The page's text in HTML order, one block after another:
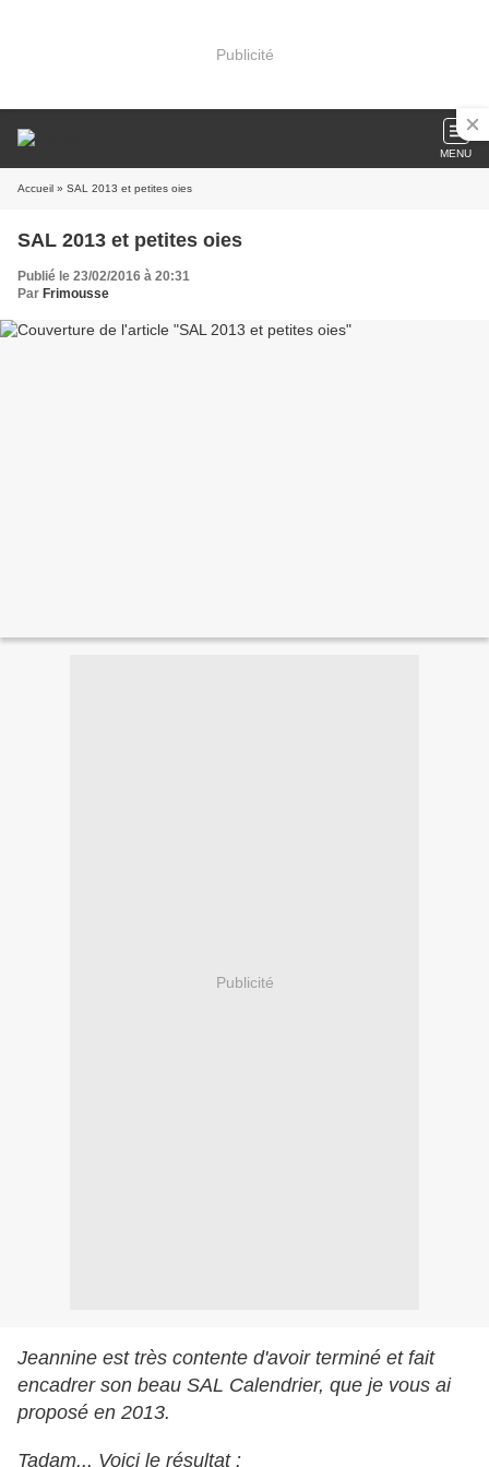
Publicité
MENU
Accueil » SAL 2013 et petites oies
SAL 2013 et petites oies
Publié le 23/02/2016 à 20:31
Par Frimousse
Publicité
Jeannine est très contente d'avoir terminé et fait
encadrer son beau SAL Calendrier, que je vous ai
proposé en 2013.
Tadam... Voici le résultat :